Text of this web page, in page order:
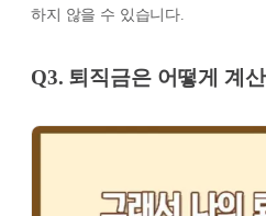
하지 않을 수 있습니다.
Q3. 퇴직금은 어떻게 계